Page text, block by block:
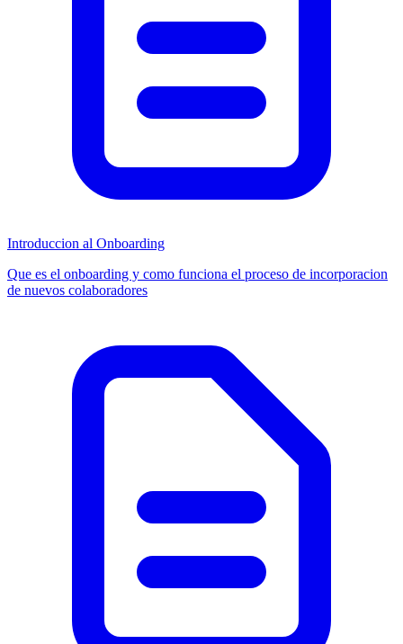
Introduccion al Onboarding
Que es el onboarding y como funciona el proceso de incorporacion
de nuevos colaboradores